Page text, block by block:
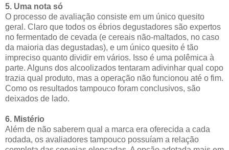
5. Uma nota só
O processo de avaliação consiste em um único quesito
geral. Claro que todos os ébrios degustadores são expertos
no fermentado de cevada (e cereais não-maltados, no caso
da maioria das degustadas), e um único quesito é tão
impreciso quanto dividir em vários. Isso é uma polêmica à
parte. Alguns dos alcoolizados tentaram adivinhar qual copo
trazia qual produto, mas a operação não funcionou até o fim.
Como os resultados tampouco foram conclusivos, são
deixados de lado.
6. Mistério
Além de não saberem qual a marca era oferecida a cada
rodada, os avaliadores tampouco possuíam a relação